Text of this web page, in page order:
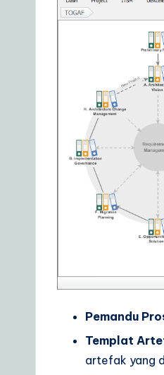
Pemandu
Templat
artefak yang